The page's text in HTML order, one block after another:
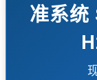
准系统